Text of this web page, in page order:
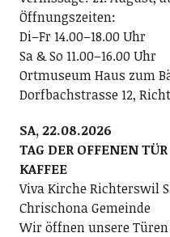
Öffnungszeiten:
Di–Fr 14.00–18.00 Uhr
Sa & So 11.00–16.00 Uhr
Ortmuseum Haus zum
Dorfbachstrasse 12,
SA, 22.08.2026
TAG DER OFFENEN
KAFFEE
Viva Kirche Richterswil
Chrischona Gemeinde
Wir öffnen unsere